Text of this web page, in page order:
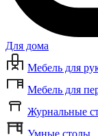
Для дома
Мебель для
Мебель для
Журнальные
Умные столы